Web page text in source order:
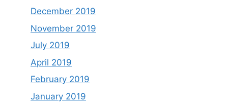
December 2019
November 2019
July 2019
April 2019
February 2019
January 2019